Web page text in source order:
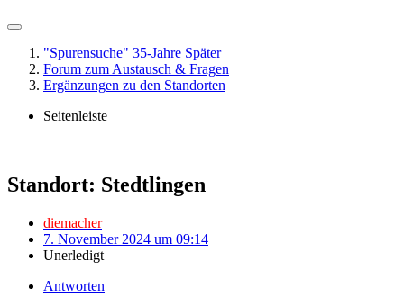
"Spurensuche" 35-Jahre Später
Forum zum Austausch & Fragen
Ergänzungen zu den Standorten
Seitenleiste
Standort: Stedtlingen
diemacher
7. November 2024 um 09:14
Unerledigt
Antworten